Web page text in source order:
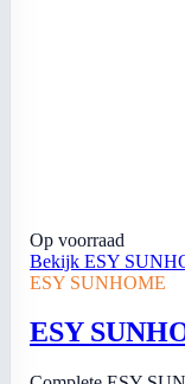
Op voorraad
Bekijk ESY
ESY SUNHOME
ESY